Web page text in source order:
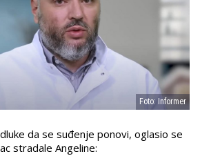
Foto: Informer
da se suđenje ponovi, oglasio se
stradale Angeline: